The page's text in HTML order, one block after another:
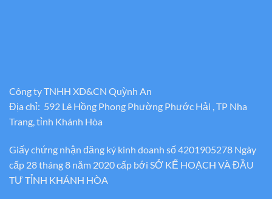
Công ty TNHH XD&CN Quỳnh An
Địa chỉ: 592 Lê Hồng Phong Phường Phước Hải , TP Nha
Trang, tỉnh Khánh Hòa
Giấy chứng nhận đăng ký kinh doanh số 4201905278 Ngày
cấp 28 tháng 8 năm 2020 cấp bới SỞ KẾ HOẠCH VÀ ĐẦU
TƯ TỈNH KHÁNH HÒA